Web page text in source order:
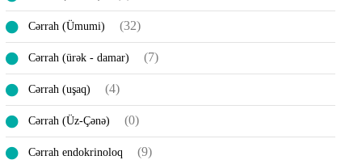
Cərrah (Ümumi) (32)
Cərrah (ürək - damar) (7)
Cərrah (uşaq) (4)
Cərrah (Üz-Çənə) (0)
Cərrah endokrinoloq (9)